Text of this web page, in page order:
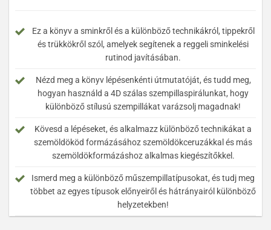
Ez a könyv a sminkről és a különböző technikákról, tippekről
és trükkökről szól, amelyek segítenek a reggeli sminkelési
rutinod javításában.
Nézd meg a könyv lépésenkénti útmutatóját, és tudd meg,
hogyan használd a 4D szálas szempillaspirálunkat, hogy
különböző stílusú szempillákat varázsolj magadnak!
Kövesd a lépéseket, és alkalmazz különböző technikákat a
szemöldököd formázásához szemöldökceruzákkal és más
szemöldökformázáshoz alkalmas kiegészítőkkel.
Ismerd meg a különböző műszempillatípusokat, és tudj meg
többet az egyes típusok előnyeiről és hátrányairól különböző
helyzetekben!